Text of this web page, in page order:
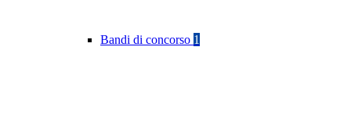
Bandi di concorso 1